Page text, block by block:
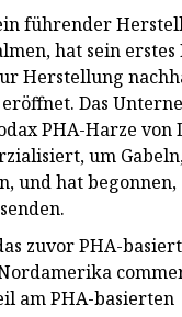
führender
hat sein erstes
Herstellung
Das
PHA-Harze von
um
und hat
zuvor PHA-
am PHA-basierten